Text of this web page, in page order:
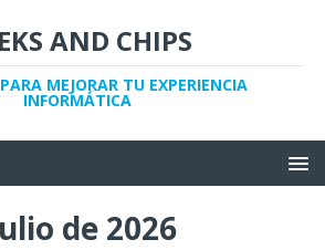
AND CHIPS
MEJORAR TU EXPERIENCIA
INFORMÁTICA
de 2026